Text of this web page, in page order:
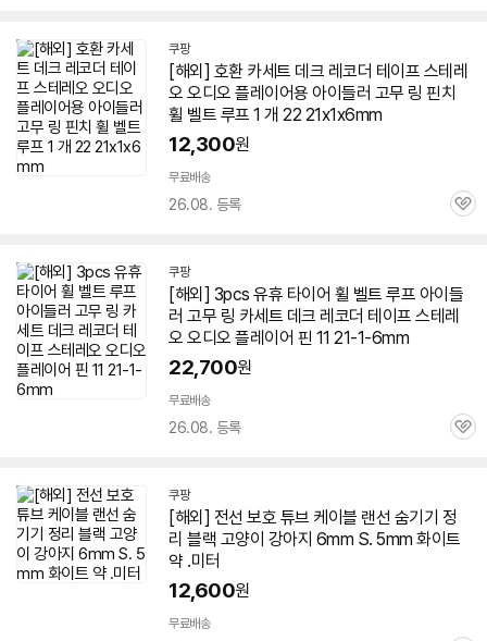
쿠팡
[해외] 호환 카세트 데크 레코더 테이프 스테레
오 오디오 플레이어용 아이들러 고무 링 핀치
휠 벨트 루프 1 개 22 21x1x6mm
12,300원
무료배송
26.08. 등록
관
쿠팡
[해외] 3pcs 유휴 타이어 휠 벨트 루프 아이들
러 고무 링 카세트 데크 레코더 테이프 스테레
오 오디오 플레이어 핀 11 21-1-6mm
22,700원
무료배송
26.08. 등록
관
쿠팡
[해외] 전선 보호 튜브 케이블 랜선 숨기기 정
리 블랙 고양이 강아지 6mm S. 5mm 화이트
약 .미터
12,600원
무료배송